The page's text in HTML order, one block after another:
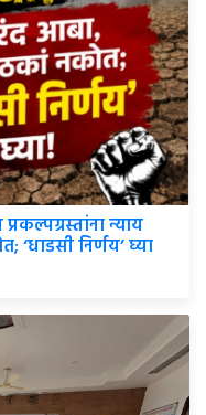
न्याय
निर्णय’ घ्या